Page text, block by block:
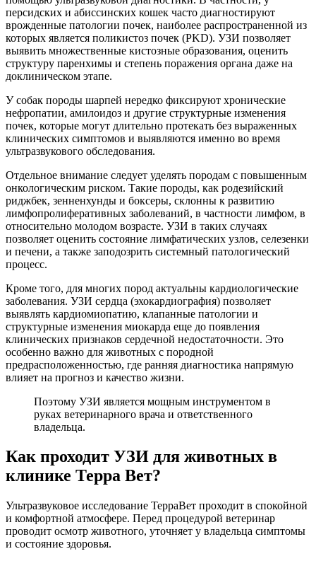
персидских и абиссинских кошек часто диагностируют
врожденные патологии почек, наиболее распространенной из
которых является поликистоз почек (PKD). УЗИ позволяет
выявить множественные кистозные образования, оценить
структуру паренхимы и степень поражения органа даже на
доклиническом этапе.
У собак породы шарпей нередко фиксируют хронические
нефропатии, амилоидоз и другие структурные изменения
почек, которые могут длительно протекать без выраженных
клинических симптомов и выявляются именно во время
ультразвукового обследования.
Отдельное внимание следует уделять породам с повышенным
онкологическим риском. Такие породы, как родезийский
риджбек, зенненхунды и боксеры, склонны к развитию
лимфопролиферативных заболеваний, в частности лимфом, в
относительно молодом возрасте. УЗИ в таких случаях
позволяет оценить состояние лимфатических узлов, селезенки
и печени, а также заподозрить системный патологический
процесс.
Кроме того, для многих пород актуальны кардиологические
заболевания. УЗИ сердца (эхокардиография) позволяет
выявлять кардиомиопатию, клапанные патологии и
структурные изменения миокарда еще до появления
клинических признаков сердечной недостаточности. Это
особенно важно для животных с породной
предрасположенностью, где ранняя диагностика напрямую
влияет на прогноз и качество жизни.
Поэтому УЗИ является мощным инструментом в
руках ветеринарного врача и ответственного
владельца.
Как проходит УЗИ для животных в
клинике Терра Вет?
Ультразвуковое исследование ТерраВет проходит в спокойной
и комфортной атмосфере. Перед процедурой ветеринар
проводит осмотр животного, уточняет у владельца симптомы
и состояние здоровья.